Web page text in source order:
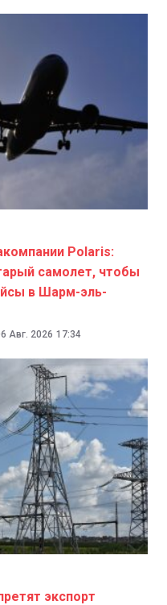
Polaris:
самолет, чтобы
в Шарм-эль-
Авг. 2026 17:34
экспорт